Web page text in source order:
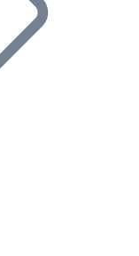
e comercialize
nosso serviço de